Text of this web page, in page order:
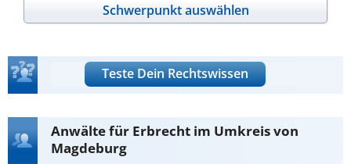
Schwerpunkt auswählen
Teste Dein Rechtswissen
Anwälte für Erbrecht im Umkreis von
Magdeburg